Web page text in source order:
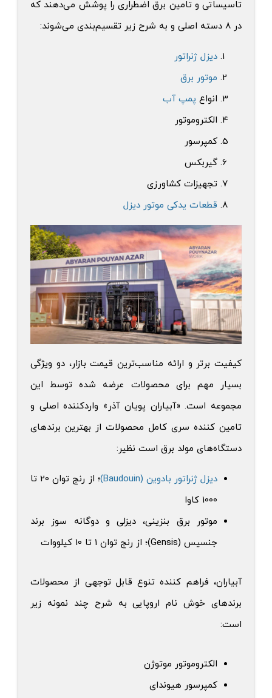
تاسیساتی و تامین برق اضطراری را پوشش می‌دهند که
در 8 دسته اصلی و به شرح زیر تقسیم‌بندی ‌می‌شوند:
دیزل ژنراتور
موتور برق
انواع پمپ آب
الکتروموتور
کمپرسور
گیربکس
تجهیزات کشاورزی
قطعات یدکی موتور دیزل
کیفیت برتر و ارائه مناسب‌‌ترین قیمت بازار، دو ویژگی
بسیار مهم برای محصولات عرضه شده توسط این
مجموعه است. «آبیاران پویان آذر» واردکننده اصلی و
تامین کننده سری کامل محصولات از بهترین برندهای
دستگاه‌های مولد برق است نظیر:
دیزل ژنراتور بادوین (Baudouin)
؛ از رنج توان 20 تا
1000 کاوا
موتور برق بنزینی، دیزلی و دوگانه سوز برند
جنسیس (Gensis)؛ از رنج توان 1 تا 10 کیلووات
آبیاران، فراهم کننده تنوع قابل توجهی از محصولات
برندهای خوش نام اروپایی به شرح چند نمونه زیر
است:
الکتروموتور موتوژن
کمپرسور هیوندای